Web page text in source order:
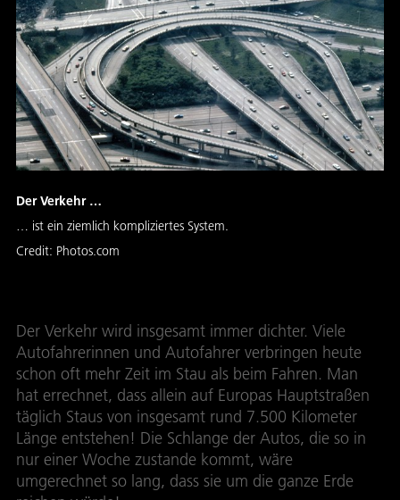
Der Verkehr …
… ist ein ziemlich kompliziertes System.
Credit: Photos.com
Der Verkehr wird insgesamt immer dichter. Viele
Autofahrerinnen und Autofahrer verbringen heute
schon oft mehr Zeit im Stau als beim Fahren. Man
hat errechnet, dass allein auf Europas Hauptstraßen
täglich Staus von insgesamt rund 7.500 Kilometer
Länge entstehen! Die Schlange der Autos, die so in
nur einer Woche zustande kommt, wäre
umgerechnet so lang, dass sie um die ganze Erde